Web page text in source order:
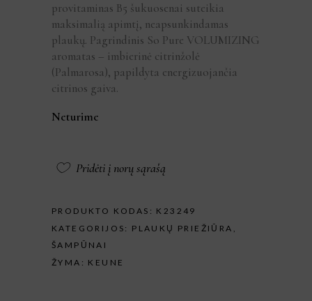
provitaminas B5 šukuosenai suteikia
maksimalią apimtį, neapsunkindamas
plaukų. Pagrindinis So Pure VOLUMIZING
aromatas – imbierinė citrinžolė
(Palmarosa), papildyta energizuojančia
citrinos gaiva.
Neturime
Pridėti į norų sąrašą
PRODUKTO KODAS: K23249
KATEGORIJOS: PLAUKŲ PRIEŽIŪRA ,
ŠAMPŪNAI
ŽYMA: KEUNE